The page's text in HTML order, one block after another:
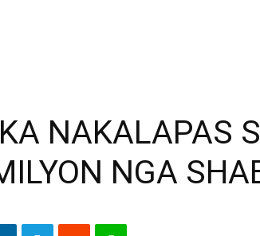
NAKALAPAS
NGA